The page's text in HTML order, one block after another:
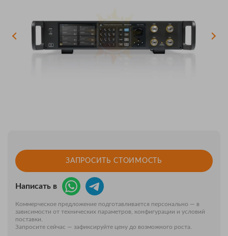
ЗАПРОСИТЬ СТОИМОСТЬ
Написать в
Коммерческое предложение подготавливается персонально — в
зависимости от технических параметров, конфигурации и условий
поставки.
Запросите сейчас — зафиксируйте цену до возможного роста.